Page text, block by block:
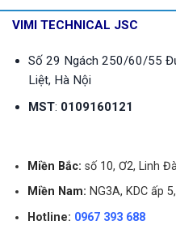
Thông tin về các
Hãy liên hệ với
Tham khảo thêm các
inox,…
VIMI TECHNICAL JSC
Số 29 Ngách 250/60/55
Liệt, Hà Nội
MST: 0109160121
Miền Bắc: số 10, Ơ2, Linh
Miền Nam: NG3A, KDC ấp
Hotline: 0967 393 688